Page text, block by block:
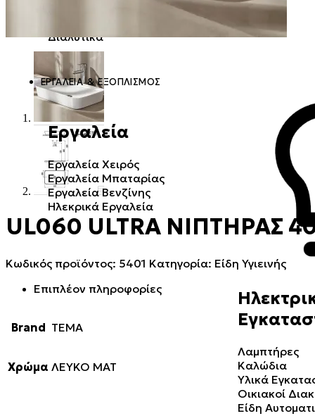
Διαλυτικά
Επισκευαστικά
Κόλλες Πλακιδίων
Πρόσμικτα
ΕΡΓΑΛΕΊΑ & ΕΞΟΠΛΙΣΜΌΣ
Εργαλεία
Εργαλεία Χειρός
Εργαλεία Μπαταρίας
Εργαλεία Βενζίνης
Ηλεκρικά Εργαλεία
Λαμπτήρες
Καλώδια
Υλικά
Οικιακοί
Είδη
UL060 ULTRA ΝΙΠΤΗΡΑΣ
Κωδικός προϊόντος: 5401 Κατηγορία: Είδη Υγιεινής
Επιπλέον πληροφορίες
Brand TEMA
Χρώμα ΛΕΥΚΟ ΜΑΤ